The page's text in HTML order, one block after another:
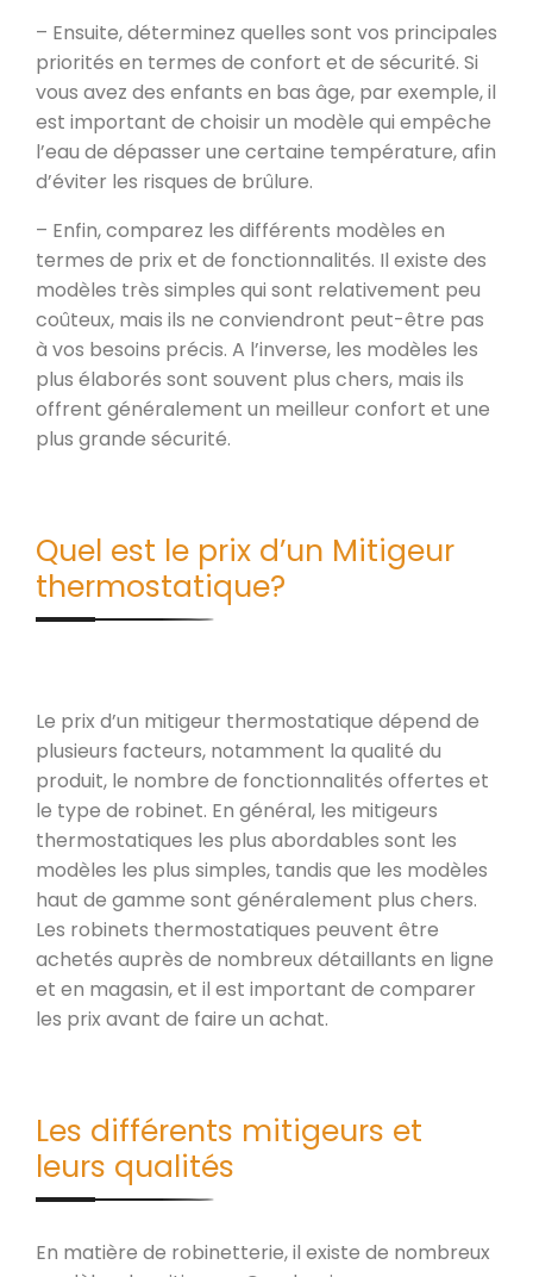
– Ensuite, déterminez quelles sont vos principales
priorités en termes de confort et de sécurité. Si
vous avez des enfants en bas âge, par exemple, il
est important de choisir un modèle qui empêche
l’eau de dépasser une certaine température, afin
d’éviter les risques de brûlure.
– Enfin, comparez les différents modèles en
termes de prix et de fonctionnalités. Il existe des
modèles très simples qui sont relativement peu
coûteux, mais ils ne conviendront peut-être pas
à vos besoins précis. A l’inverse, les modèles les
plus élaborés sont souvent plus chers, mais ils
offrent généralement un meilleur confort et une
plus grande sécurité.
Quel est le prix d’un Mitigeur
thermostatique?
Le prix d’un mitigeur thermostatique dépend de
plusieurs facteurs, notamment la qualité du
produit, le nombre de fonctionnalités offertes et
le type de robinet. En général, les mitigeurs
thermostatiques les plus abordables sont les
modèles les plus simples, tandis que les modèles
haut de gamme sont généralement plus chers.
Les robinets thermostatiques peuvent être
achetés auprès de nombreux détaillants en ligne
et en magasin, et il est important de comparer
les prix avant de faire un achat.
Les différents mitigeurs et
leurs qualités
En matière de robinetterie, il existe de nombreux